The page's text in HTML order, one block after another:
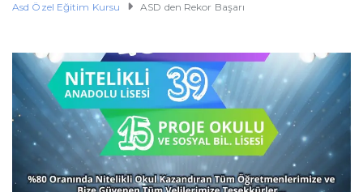
Asd Özel Eğitim Kursu ASD den Rekor Başarı